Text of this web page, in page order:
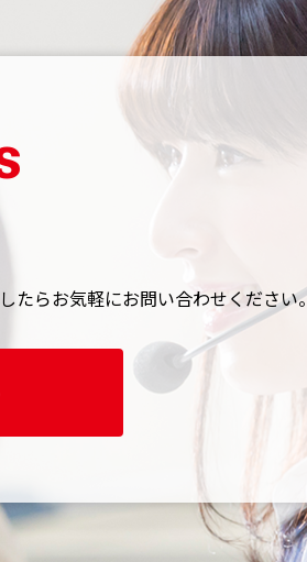
たらお気軽にお問い合わせください